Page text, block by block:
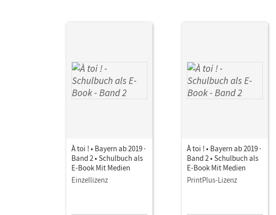
À toi ! • Bayern ab 2019 ·
Band 2 • Schulbuch als
E-Book Mit Medien
Einzellizenz
À toi ! • Bayern ab 2019 ·
Band 2 • Schulbuch als
E-Book Mit Medien
PrintPlus-Lizenz